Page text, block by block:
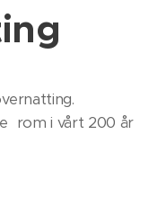
rom i vårt 200 år